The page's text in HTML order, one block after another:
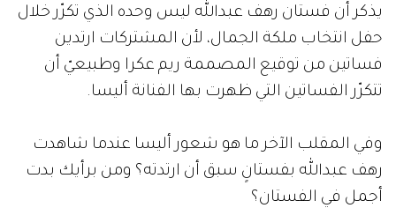
يذكر أن فستان رهف عبدالله ليس وحده الذي تكرّر خلال
حفل انتخاب ملكة الجمال، لأن المشتركات ارتدين
فساتين من توقيع المصممة ريم عكرا وطبيعيّ أن
تتكرّر الفساتين التي ظهرت بها الفنانة أليسا.
وفي المقلب الآخر ما هو شعور أليسا عندما شاهدت
رهف عبدالله بفستانٍ سبق أن ارتدته؟ ومن برأيك بدت
أجمل في الفستان؟